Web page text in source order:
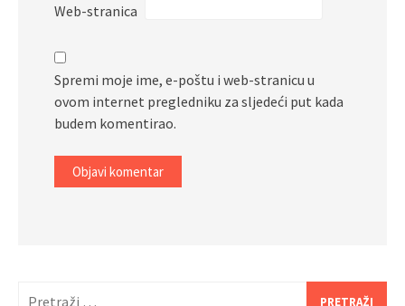
Web-stranica
Spremi moje ime, e-poštu i web-stranicu u
ovom internet pregledniku za sljedeći put kada
budem komentirao.